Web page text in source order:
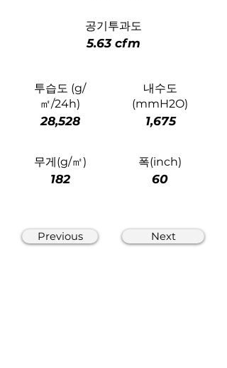
공기투과도
5.63 cfm
투습도 (g/
㎡/24h)
28,528
무게(g/㎡)
182
내수도
(mmH2O)
1,675
폭(inch)
60
Previous Next